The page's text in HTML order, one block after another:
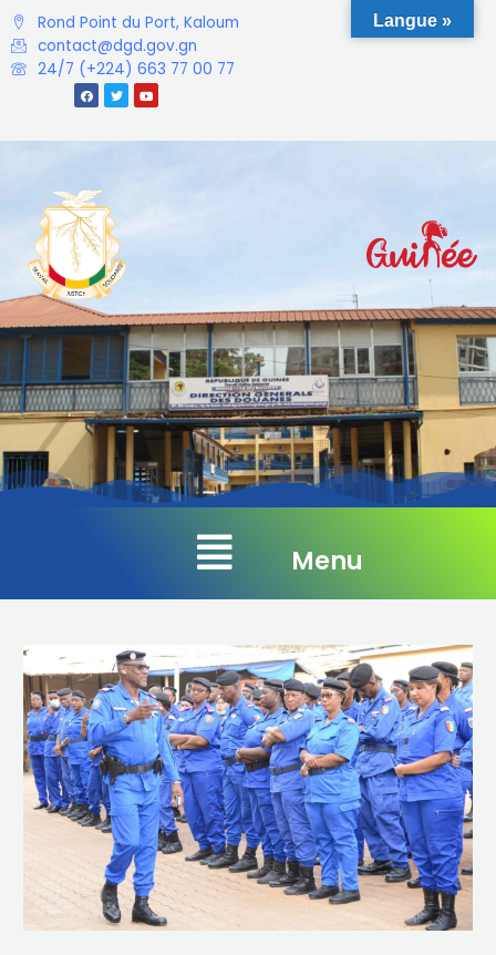
Rond Point du Port, Kaloum
contact@dgd.gov.gn
24/7 (+224) 663 77 00 77
Menu
Langue »